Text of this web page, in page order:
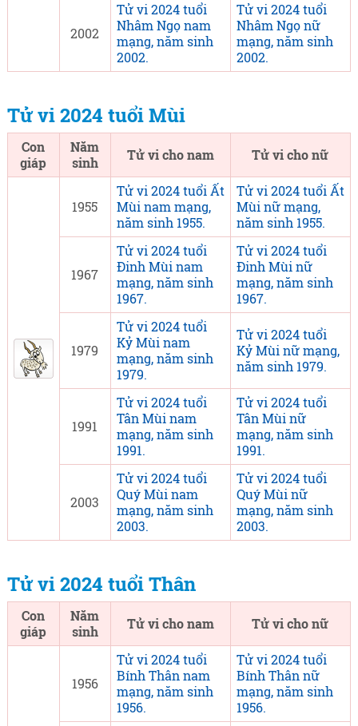
2002
Tử vi 2024 tuổi
Nhâm Ngọ nam
mạng, năm sinh
2002.
Tử vi 2024 tuổi
Nhâm Ngọ nữ
mạng, năm sinh
2002.
Tử vi 2024 tuổi Mùi
Con
giáp
Năm
sinh
Tử vi cho nam Tử vi cho nữ
1955
Tử vi 2024 tuổi Ất
Mùi nam mạng,
năm sinh 1955.
Tử vi 2024 tuổi Ất
Mùi nữ mạng,
năm sinh 1955.
1967
Tử vi 2024 tuổi
Đinh Mùi nam
mạng, năm sinh
1967.
Tử vi 2024 tuổi
Đinh Mùi nữ
mạng, năm sinh
1967.
1979
Tử vi 2024 tuổi
Kỷ Mùi nam
mạng, năm sinh
1979.
Tử vi 2024 tuổi
Kỷ Mùi nữ mạng,
năm sinh 1979.
1991
Tử vi 2024 tuổi
Tân Mùi nam
mạng, năm sinh
1991.
Tử vi 2024 tuổi
Tân Mùi nữ
mạng, năm sinh
1991.
2003
Tử vi 2024 tuổi
Quý Mùi nam
mạng, năm sinh
2003.
Tử vi 2024 tuổi
Quý Mùi nữ
mạng, năm sinh
2003.
Tử vi 2024 tuổi Thân
Con
giáp
Năm
sinh
Tử vi cho nam Tử vi cho nữ
1956
Tử vi 2024 tuổi
Bính Thân nam
mạng, năm sinh
1956.
Tử vi 2024 tuổi
Bính Thân nữ
mạng, năm sinh
1956.